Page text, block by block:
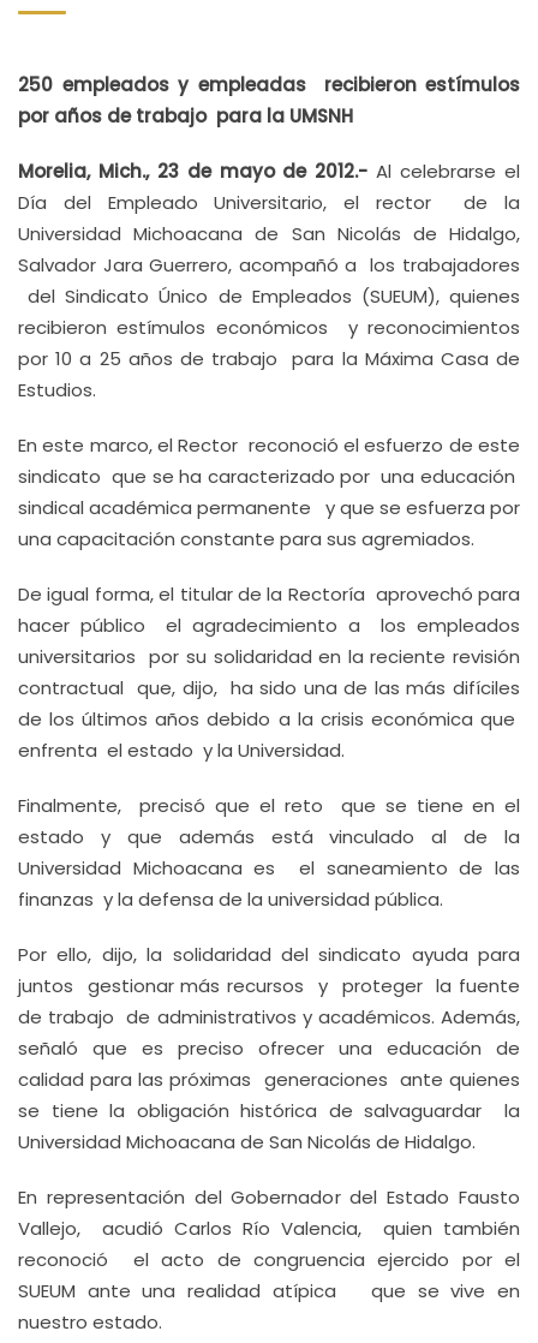
250 empleados y empleadas recibieron estímulos
por años de trabajo para la UMSNH
Morelia, Mich., 23 de mayo de 2012.-Al celebrarse el
Día del Empleado Universitario, el rector de la
Universidad Michoacana de San Nicolás de Hidalgo,
Salvador Jara Guerrero, acompañó a los trabajadores
del Sindicato Único de Empleados (SUEUM), quienes
recibieron estímulos económicos y reconocimientos
por 10 a 25 años de trabajo para la Máxima Casa de
Estudios.
En este marco, el Rector reconoció el esfuerzo de este
sindicato que se ha caracterizado por una educación
sindical académica permanente y que se esfuerza por
una capacitación constante para sus agremiados.
De igual forma, el titular de la Rectoría aprovechó para
hacer público el agradecimiento a los empleados
universitarios por su solidaridad en la reciente revisión
contractual que, dijo, ha sido una de las más difíciles
de los últimos años debido a la crisis económica que
enfrenta el estado y la Universidad.
Finalmente, precisó que el reto que se tiene en el
estado y que además está vinculado al de la
Universidad Michoacana es el saneamiento de las
finanzas y la defensa de la universidad pública.
Por ello, dijo, la solidaridad del sindicato ayuda para
juntos gestionar más recursos y proteger la fuente
de trabajo de administrativos y académicos. Además,
señaló que es preciso ofrecer una educación de
calidad para las próximas generaciones ante quienes
se tiene la obligación histórica de salvaguardar la
Universidad Michoacana de San Nicolás de Hidalgo.
En representación del Gobernador del Estado Fausto
Vallejo, acudió Carlos Río Valencia, quien también
reconoció el acto de congruencia ejercido por el
SUEUM ante una realidad atípica que se vive en
nuestro estado.